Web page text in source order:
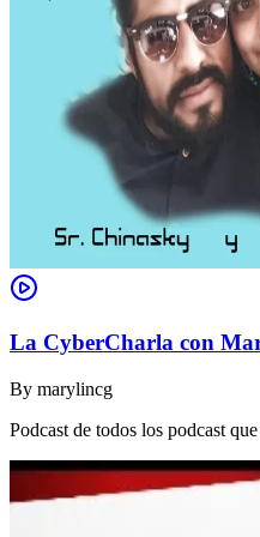
La CyberCharla con
By marylincg
Podcast de todos los podcast